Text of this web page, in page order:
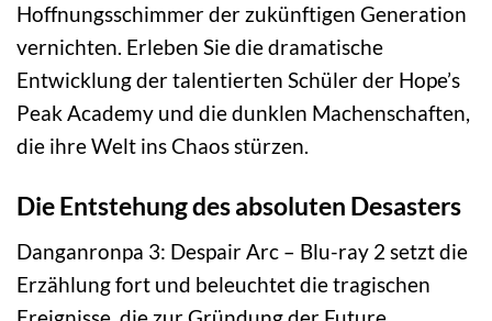
Hoffnungsschimmer der zukünftigen Generation
vernichten. Erleben Sie die dramatische
Entwicklung der talentierten Schüler der Hope’s
Peak Academy und die dunklen Machenschaften,
die ihre Welt ins Chaos stürzen.
Die Entstehung des absoluten Desasters
Danganronpa 3: Despair Arc – Blu-ray 2 setzt die
Erzählung fort und beleuchtet die tragischen